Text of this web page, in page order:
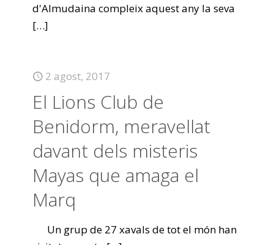
d'Almudaina compleix aquest any la seva
[…]
2 agost, 2017
El Lions Club de
Benidorm, meravellat
davant dels misteris
Mayas que amaga el
Marq
Un grup de 27 xavals de tot el món han